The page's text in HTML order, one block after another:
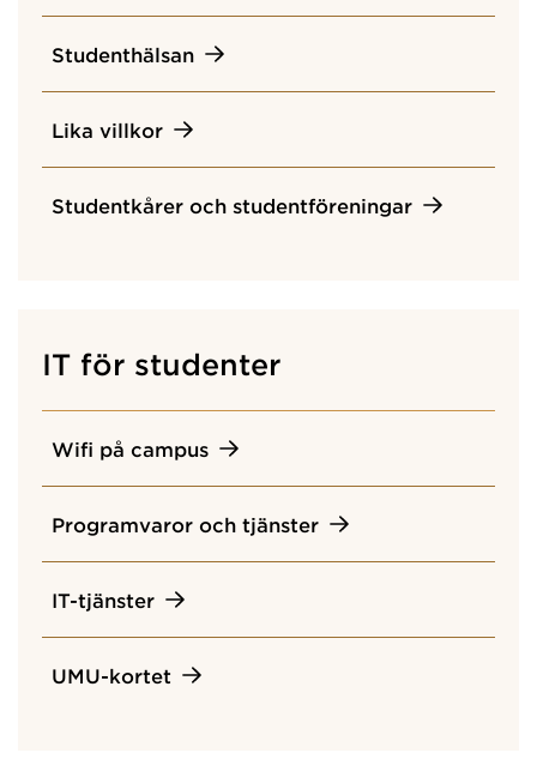
Studenthälsan
Lika villkor
Studentkårer och studentföreningar
IT för studenter
Wifi på campus
Programvaror och tjänster
IT-tjänster
UMU-kortet